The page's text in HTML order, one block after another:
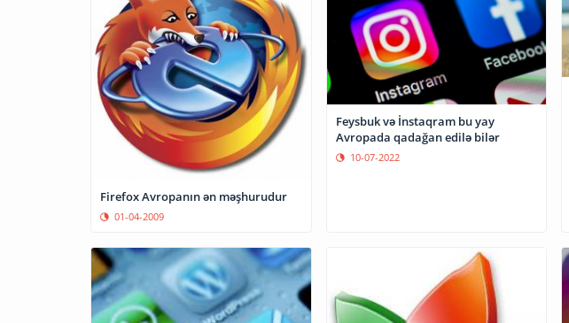
Firefox Avropanın ən məşhurudur
01-04-2009
Feysbuk və İnstaqram bu yay
Avropada qadağan edilə bilər
10-07-2022